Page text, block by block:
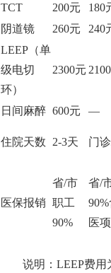
TCT 200元 180
阴道镜
260元 240
LEEP（单
级电切
环）
2300元
日间麻醉 600元 —
住院天数 2-3天 门
医保报销
省/市
职工
90%
省/
医
说明：LEEP费